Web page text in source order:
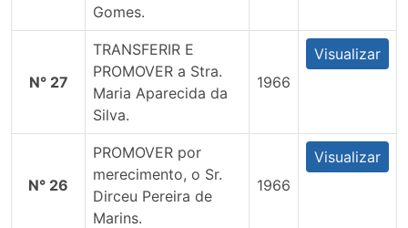
Gomes.
N° 27
TRANSFERIR E
PROMOVER a Stra.
Maria Aparecida da
Silva.
1966
Visualizar
N° 26
PROMOVER por
merecimento, o Sr.
Dirceu Pereira de
Marins.
1966
Visualizar